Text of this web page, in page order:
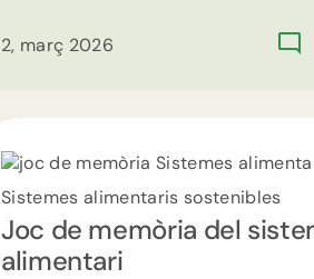
2, març 2026
Sistemes
Sistemes alimentaris sostenibles
Joc de memòria del
alimentari